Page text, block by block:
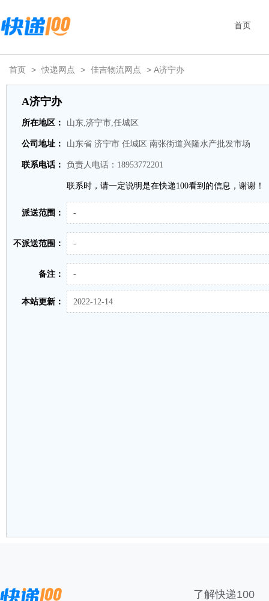
首页
首页 > 快递网点 > 佳吉物流网点 > A济宁办
A济宁办
所在地区： 山东,济宁市,任城区
公司地址： 山东省 济宁市 任城区 南张街道兴隆水产批发市场
联系电话： 负责人电话：18953772201
联系时，请一定说明是在快递100看到的信息，谢谢！
派送范围： -
不派送范围： -
备注： -
本站更新： 2022-12-14
了解快递100